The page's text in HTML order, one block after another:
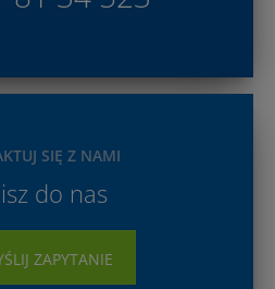
SIĘ Z NAMI
do nas
ZAPYTANIE